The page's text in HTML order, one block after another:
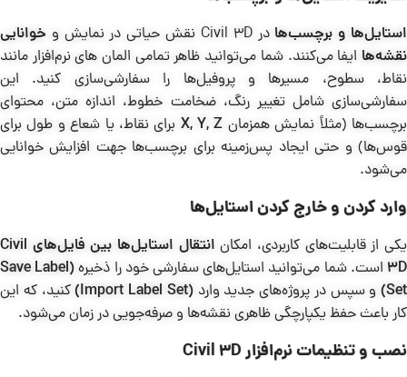
استایل‌ها و برچسب‌ها در Civil 3D نقش حیاتی در نمایش و
خوانایی
نقشه‌ها ایفا می‌کنند. شما می‌توانید ظاهر تمامی المان های نرم‌افزار مانند
نقاط، سطوح، مسیرها و پروفیل‌ها را سفارشی‌سازی کنید. این
سفارشی‌سازی شامل تغییر رنگ، ضخامت خطوط، اندازه متن، محتوای
برچسب‌ها (مثلاً نمایش همزمان X, Y, Z برای نقاط، یا شعاع و طول برای
قوس‌ها) و حتی ایجاد پس‌زمینه برای برچسب‌ها جهت افزایش خوانایی
می‌شود.
وارد کردن و خارج کردن استایل‌ها
یکی از قابلیت‌های کاربردی، امکان انتقال استایل‌ها بین فایل‌های Civil
3D است. شما می‌توانید استایل‌های سفارشی خود را ذخیره (Save Label
Set) و سپس در پروژه‌های جدید وارد(Import Label Set)
کنید، که این
کار باعث حفظ یکپارچگی ظاهری نقشه‌ها و صرفه‌جویی در زمان می‌شود.
نصب و تنظیمات نرم‌افزار Civil 3D